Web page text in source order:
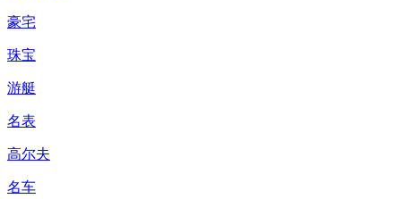
豪宅
珠宝
游艇
名表
高尔夫
名车